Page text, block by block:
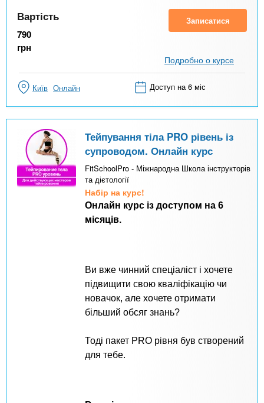
Вартість
790
грн
Записатися
Подробно о курсе
Київ Онлайн Доступ на 6 міс
Тейпування тіла PRO рівень із
супроводом. Онлайн курс
FitSchoolPro - Міжнародна Школа інструкторів
та дієтології
Набір на курс!
Онлайн курс із доступом на 6
місяців.
Ви вже чинний спеціаліст і хочете
підвищити свою кваліфікацію чи
новачок, але хочете отримати
більший обсяг знань?
Тоді пакет PRO рівня був створений
для тебе.